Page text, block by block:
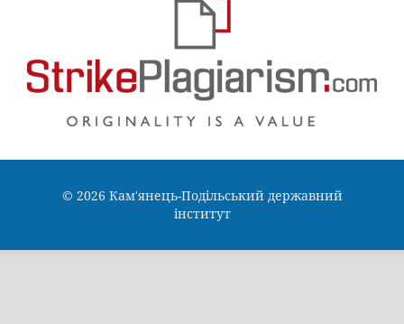
© 2026 Кам'янець-Подільський державний
інститут